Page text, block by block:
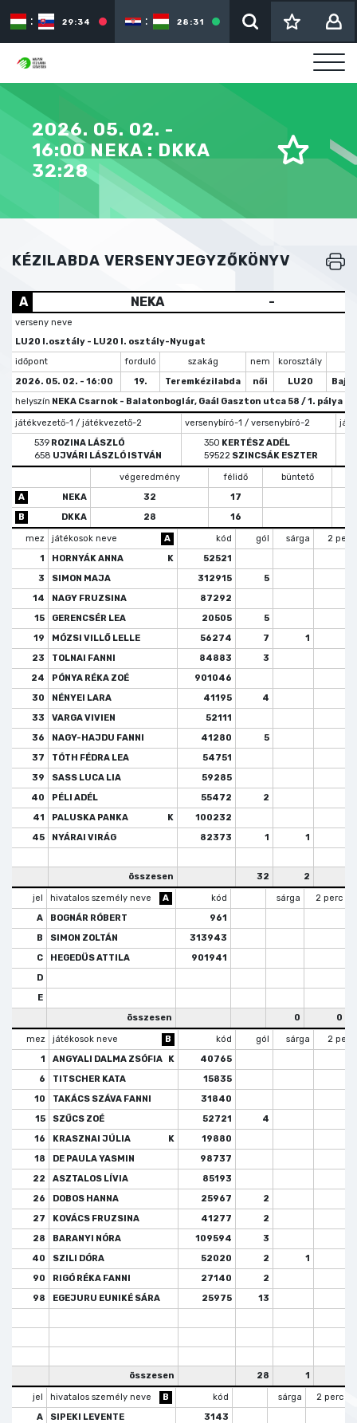
: 29:34 : 28:31 :
2026. 05. 02. -
16:00 NEKA : DKKA
32:28
KÉZILABDA VERSENYJEGYZŐKÖNYV
A NEKA -
verseny neve
LU20 I.osztály - LU20 I. osztály-Nyugat
időpont
forduló szakág nem korosztály
2026. 05. 02. - 16:00
19. Teremkézilabda női LU20
helyszín NEKA Csarnok - Balatonboglár, Gaál Gaszton utca 58 / 1. pálya
játékvezető-1 / játékvezető-2 versenybíró-1 / versenybíró-2
539 ROZINA LÁSZLÓ
658 UJVÁRI LÁSZLÓ ISTVÁN
350 KERTÉSZ ADÉL
59522 SZINCSÁK ESZTER
végeredmény félidő büntető
A
NEKA 32
17
B
DKKA 28 16
mez játékosok neve A kód gól sárga
2 perc
1
HORNYÁK ANNA K
52521
3
SIMON MAJA 312915
5
14
NAGY FRUZSINA
87292
15
GERENCSÉR LEA 20505
5
19
MÓZSI VILLŐ LELLE 56274 7
1
23
TOLNAI FANNI 84883
3
24
PÓNYA RÉKA ZOÉ
901046
30
NÉNYEI LARA 41195
4
33
VARGA VIVIEN
52111
36
NAGY-HAJDU FANNI 41280
5
37
TÓTH FÉDRA LEA 54751
39
SASS LUCA LIA
59285
40
PÉLI ADÉL 55472
2
41
PALUSKA PANKA K
100232
45
NYÁRAI VIRÁG 82373 1 1
összesen 32 2
jel hivatalos személy neve A kód sárga
2 perc
A
BOGNÁR RÓBERT
961
B
SIMON ZOLTÁN
313943
C
HEGEDÜS ATTILA
901941
D
E
összesen
0 0
mez játékosok neve B kód gól sárga
2 perc
1
ANGYALI DALMA ZSÓFIA K
40765
6
TITSCHER KATA
15835
10
TAKÁCS SZÁVA FANNI
31840
15
SZŰCS ZOÉ 52721
4
16
KRASZNAI JÚLIA K
19880
18
DE PAULA YASMIN
98737
22
ASZTALOS LÍVIA
85193
26
DOBOS HANNA 25967
2
27
KOVÁCS FRUZSINA 41277
2
28
BARANYI NÓRA 109594
3
40
SZILI DÓRA 52020 2
1
90
RIGÓ RÉKA FANNI 27140 2
98
EGEJURU EUNIKÉ SÁRA 25975 13
összesen 28 1
jel hivatalos személy neve B kód sárga
2 perc
A
SIPEKI LEVENTE
3143